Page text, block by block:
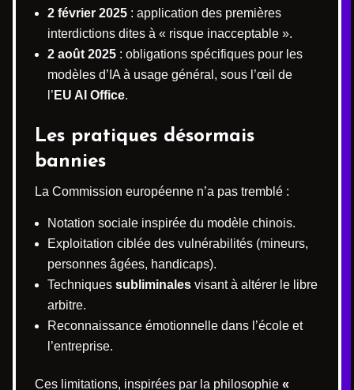
2 février 2025 : application des premières
interdictions dites à « risque inacceptable ».
2 août 2025 : obligations spécifiques pour les
modèles d’IA à usage général, sous l’œil de
l’ EU AI Office.
Les pratiques désormais
bannies
La Commission européenne n’a pas tremblé :
Notation sociale inspirée du modèle chinois.
Exploitation ciblée des vulnérabilités (mineurs,
personnes âgées, handicaps).
Techniques subliminales visant à altérer le libre
arbitre.
Reconnaissance émotionnelle dans l’école et
l’entreprise.
Ces limitations, inspirées par la philosophie «